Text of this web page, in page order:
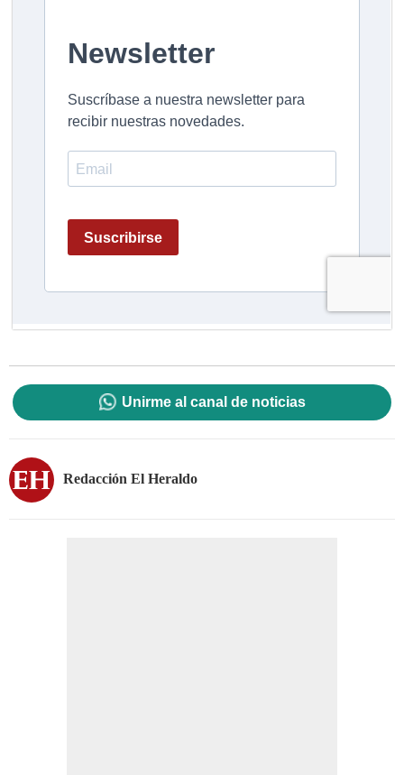
Unirme al canal de noticias
Redacción El Heraldo